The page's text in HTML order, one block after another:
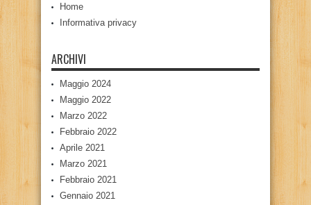
Home
Informativa privacy
ARCHIVI
Maggio 2024
Maggio 2022
Marzo 2022
Febbraio 2022
Aprile 2021
Marzo 2021
Febbraio 2021
Gennaio 2021